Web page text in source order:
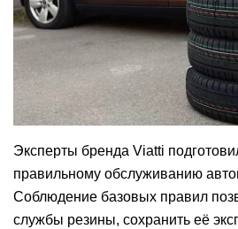
Эксперты бренда Viatti
правильному обслуживанию
Соблюдение базовых правил
службы резины, сохранить её